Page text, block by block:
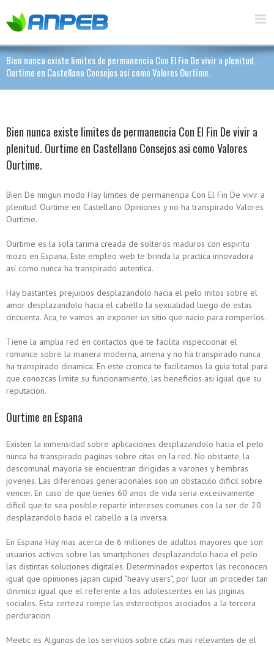
Bien nunca existe limites de permanencia Con El Fin De vivir a plenitud.
Ourtime en Castellano Consejos asi­ como Valores Ourtime.
Bien nunca existe limites de permanencia Con El Fin De vivir a
plenitud. Ourtime en Castellano Consejos asi­ como Valores
Ourtime.
Bien De ningun modo Hay limites de permanencia Con El Fin De vivir a
plenitud. Ourtime en Castellano Opiniones y no ha transpirado Valores
Ourtime.
Ourtime es la sola tarima creada de solteros maduros con espiritu
mozo en Espana. Este empleo web te brinda la practica innovadora
asi­ como nunca ha transpirado autentica.
Hay bastantes prejuicios desplazandolo hacia el pelo mitos sobre el
amor desplazandolo hacia el cabello la sexualidad luego de estas
cincuenta. Aca, te vamos an exponer un sitio que nacio para romperlos.
Tiene la amplia red en contactos que te facilita inspeccionar el
romance sobre la manera moderna, amena y no ha transpirado nunca
ha transpirado dinamica. En este cronica te facilitamos la guia total para
que conozcas limite su funcionamiento, las beneficios asi­ igual que su
reputacion.
Ourtime en Espana
Existen la inmensidad sobre aplicaciones desplazandolo hacia el pelo
nunca ha transpirado paginas sobre citas en la red. No obstante, la
descomunal mayoria se encuentran dirigidas a varones y hembras
jovenes. Las diferencias generacionales son un obstaculo dificil sobre
vencer. En caso de que tienes 60 anos de vida seri­a excesivamente
dificil que te sea posible repartir intereses comunes con la ser de 20
desplazandolo hacia el cabello a la inversa.
En Espana Hay mas acerca de 6 millones de adultos mayores que son
usuarios activos sobre las smartphones desplazandolo hacia el pelo
las distintas soluciones digitales. Determinados expertos las reconocen
igual que opiniones japan cupid “heavy users”, por lucir un proceder tan
dinimico igual que el referente a los adolescentes en las piginas
sociales. Esta certeza rompe las estereotipos asociados a la tercera
perduracion.
Meetic es Algunos de los servicios sobre citas mas relevantes de el